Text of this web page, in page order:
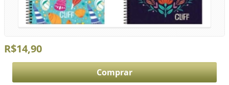
R$14,90